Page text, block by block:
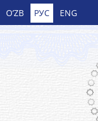
O’ZB РУС ENG